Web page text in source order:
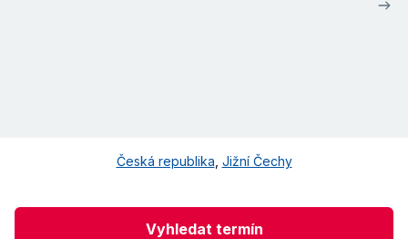
Česká republika Jižní Čechy
Vyhledat termín